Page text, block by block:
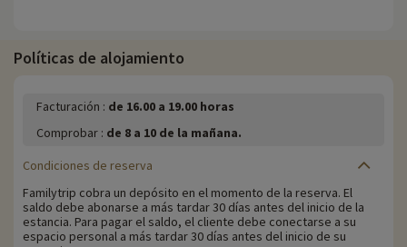
Políticas de alojamiento
Facturación : de 16.00 a 19.00 horas
Comprobar : de 8 a 10 de la mañana.
Condiciones de reserva
Familytrip cobra un depósito en el momento de la reserva. El
saldo debe abonarse a más tardar 30 días antes del inicio de la
estancia. Para pagar el saldo, el cliente debe conectarse a su
espacio personal a más tardar 30 días antes del inicio de su